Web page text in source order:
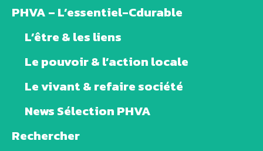
PHVA – L’essentiel-Cdurable
L’être & les liens
Le pouvoir & l’action locale
Le vivant & refaire société
News Sélection PHVA
Rechercher